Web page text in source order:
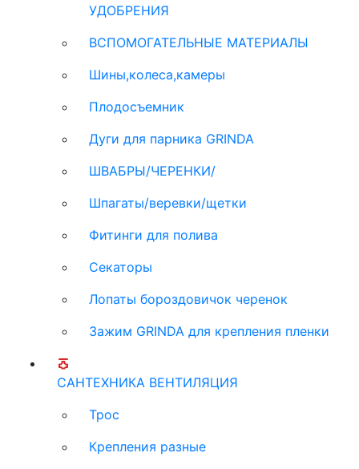
УДОБРЕНИЯ
ВСПОМОГАТЕЛЬНЫЕ МАТЕРИАЛЫ
Шины,колеса,камеры
Плодосъемник
Дуги для парника GRINDA
ШВАБРЫ/ЧЕРЕНКИ/
Шпагаты/веревки/щетки
Фитинги для полива
Секаторы
Лопаты бороздовичок черенок
Зажим GRINDA для крепления пленки
САНТЕХНИКА ВЕНТИЛЯЦИЯ
Трос
Крепления разные